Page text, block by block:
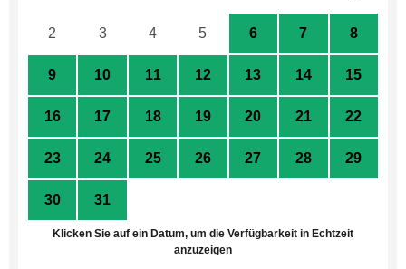
2 3 4 5 6 7 8
9 10 11 12 13 14 15
16 17 18 19 20 21 22
23 24 25 26 27 28 29
30 31
Klicken Sie auf ein Datum, um die Verfügbarkeit in Echtzeit
anzuzeigen